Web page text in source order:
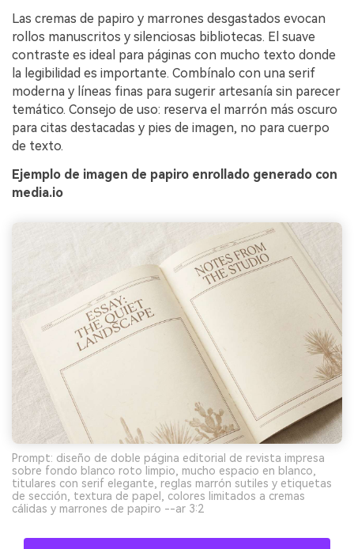
Las cremas de papiro y marrones desgastados evocan
rollos manuscritos y silenciosas bibliotecas. El suave
contraste es ideal para páginas con mucho texto donde
la legibilidad es importante. Combínalo con una serif
moderna y líneas finas para sugerir artesanía sin parecer
temático. Consejo de uso: reserva el marrón más oscuro
para citas destacadas y pies de imagen, no para cuerpo
de texto.
Ejemplo de imagen de papiro enrollado generado con
media.io
Prompt: diseño de doble página editorial de revista impresa
sobre fondo blanco roto limpio, mucho espacio en blanco,
titulares con serif elegante, reglas marrón sutiles y etiquetas
de sección, textura de papel, colores limitados a cremas
cálidas y marrones de papiro --ar 3:2